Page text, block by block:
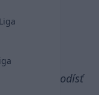
fínsky
odísť